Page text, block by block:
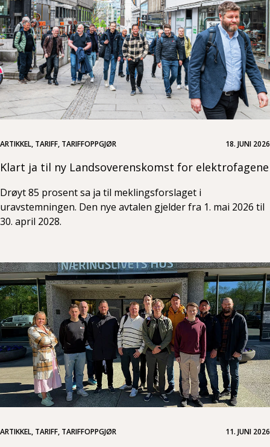
ARTIKKEL, TARIFF, TARIFFOPPGJØR 18. JUNI 2026
Klart ja til ny Landsoverenskomst for elektrofagene
Drøyt 85 prosent sa ja til meklingsforslaget i
uravstemningen. Den nye avtalen gjelder fra 1. mai 2026 til
30. april 2028.
ARTIKKEL, TARIFF, TARIFFOPPGJØR 11. JUNI 2026